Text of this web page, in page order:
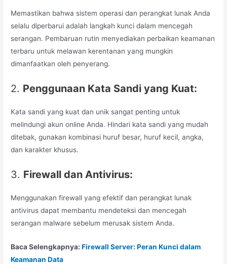
Memastikan bahwa sistem operasi dan perangkat lunak Anda
selalu diperbarui adalah langkah kunci dalam mencegah
serangan. Pembaruan rutin menyediakan perbaikan keamanan
terbaru untuk melawan kerentanan yang mungkin
dimanfaatkan oleh penyerang.
2. Penggunaan Kata Sandi yang Kuat:
Kata sandi yang kuat dan unik sangat penting untuk
melindungi akun online Anda. Hindari kata sandi yang mudah
ditebak, gunakan kombinasi huruf besar, huruf kecil, angka,
dan karakter khusus.
3. Firewall dan Antivirus:
Menggunakan firewall yang efektif dan perangkat lunak
antivirus dapat membantu mendeteksi dan mencegah
serangan malware sebelum merusak sistem Anda.
Baca Selengkapnya:Firewall Server: Peran Kunci dalam
Keamanan Data